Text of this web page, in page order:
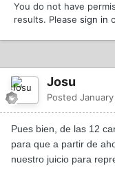
You do not have
results. Please sign in
Josu
Posted
Pues bien, de las 12
para que a partir de
nuestro juicio para